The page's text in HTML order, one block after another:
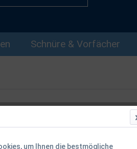
Schnüre & Vorfächer
Fox Horizon
Beringung
um Ihnen die bestmögliche